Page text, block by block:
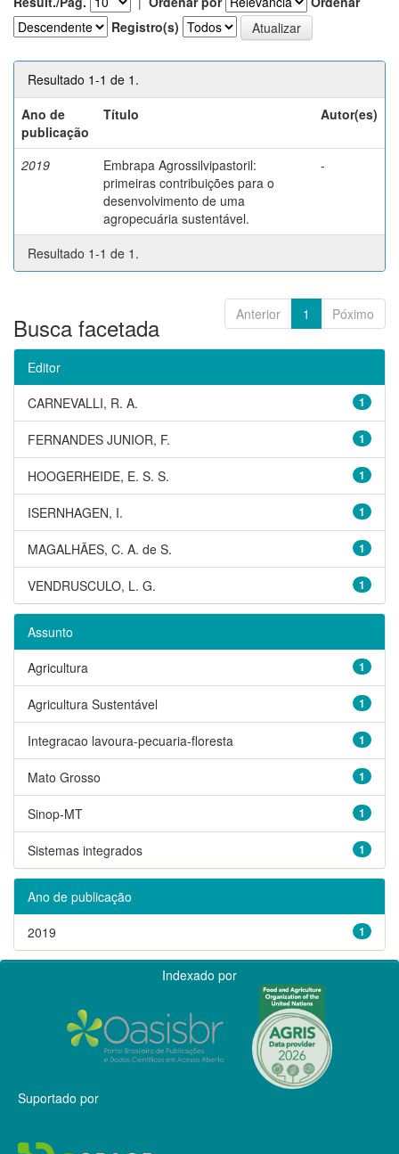
Registro(s)
Resultado 1-1 de 1.
Ano de
publicação
Título Autor(es)
2019
Embrapa Agrossilvipastoril:
primeiras contribuições para o
desenvolvimento de uma
agropecuária sustentável.
-
Resultado 1-1 de 1.
Anterior 1 Póximo
Busca facetada
Editor
1
CARNEVALLI, R. A.
1
FERNANDES JUNIOR, F.
1
HOOGERHEIDE, E. S. S.
1
ISERNHAGEN, I.
1
MAGALHÃES, C. A. de S.
1
VENDRUSCULO, L. G.
Assunto
1
Agricultura
1
Agricultura Sustentável
1
Integracao lavoura-pecuaria-floresta
1
Mato Grosso
1
Sinop-MT
1
Sistemas integrados
Ano de publicação
1
2019
Indexado por
Suportado por